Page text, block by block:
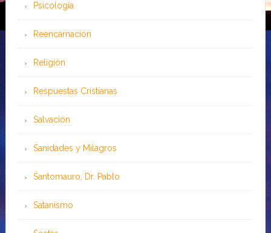
Psicología
Reencarnación
Religión
Respuestas Cristianas
Salvación
Sanidades y Milagros
Santomauro, Dr. Pablo
Satanismo